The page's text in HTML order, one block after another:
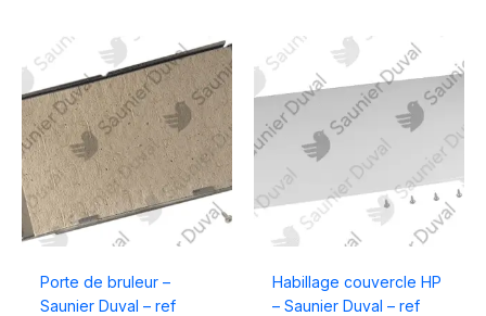
Porte de bruleur –
Saunier Duval – ref
Habillage couvercle HP
– Saunier Duval – ref